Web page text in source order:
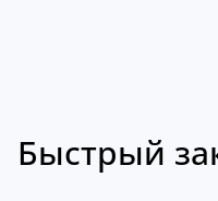
Быстрый